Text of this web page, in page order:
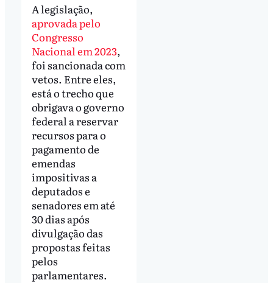
A legislação,
aprovada pelo
Congresso
Nacional em 2023,
foi sancionada com
vetos. Entre eles,
está o trecho que
obrigava o governo
federal a reservar
recursos para o
pagamento de
emendas
impositivas a
deputados e
senadores em até
30 dias após
divulgação das
propostas feitas
pelos
parlamentares.